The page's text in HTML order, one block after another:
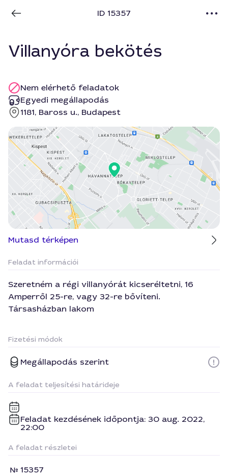
ID 15357
Villanyóra bekötés
Nem elérhető feladatok
Egyedi megállapodás
1181, Baross u., Budapest
Mutasd térképen
Feladat információi
Szeretném a régi villanyórát kicseréltetni, 16
Amperről 25-re, vagy 32-re bővíteni.
Társasházban lakom
Fizetési módok
Megállapodás szerint
A feladat teljesítési határideje
Feladat kezdésének időpontja: 30 aug. 2022,
22:00
A feladat részletei
15357